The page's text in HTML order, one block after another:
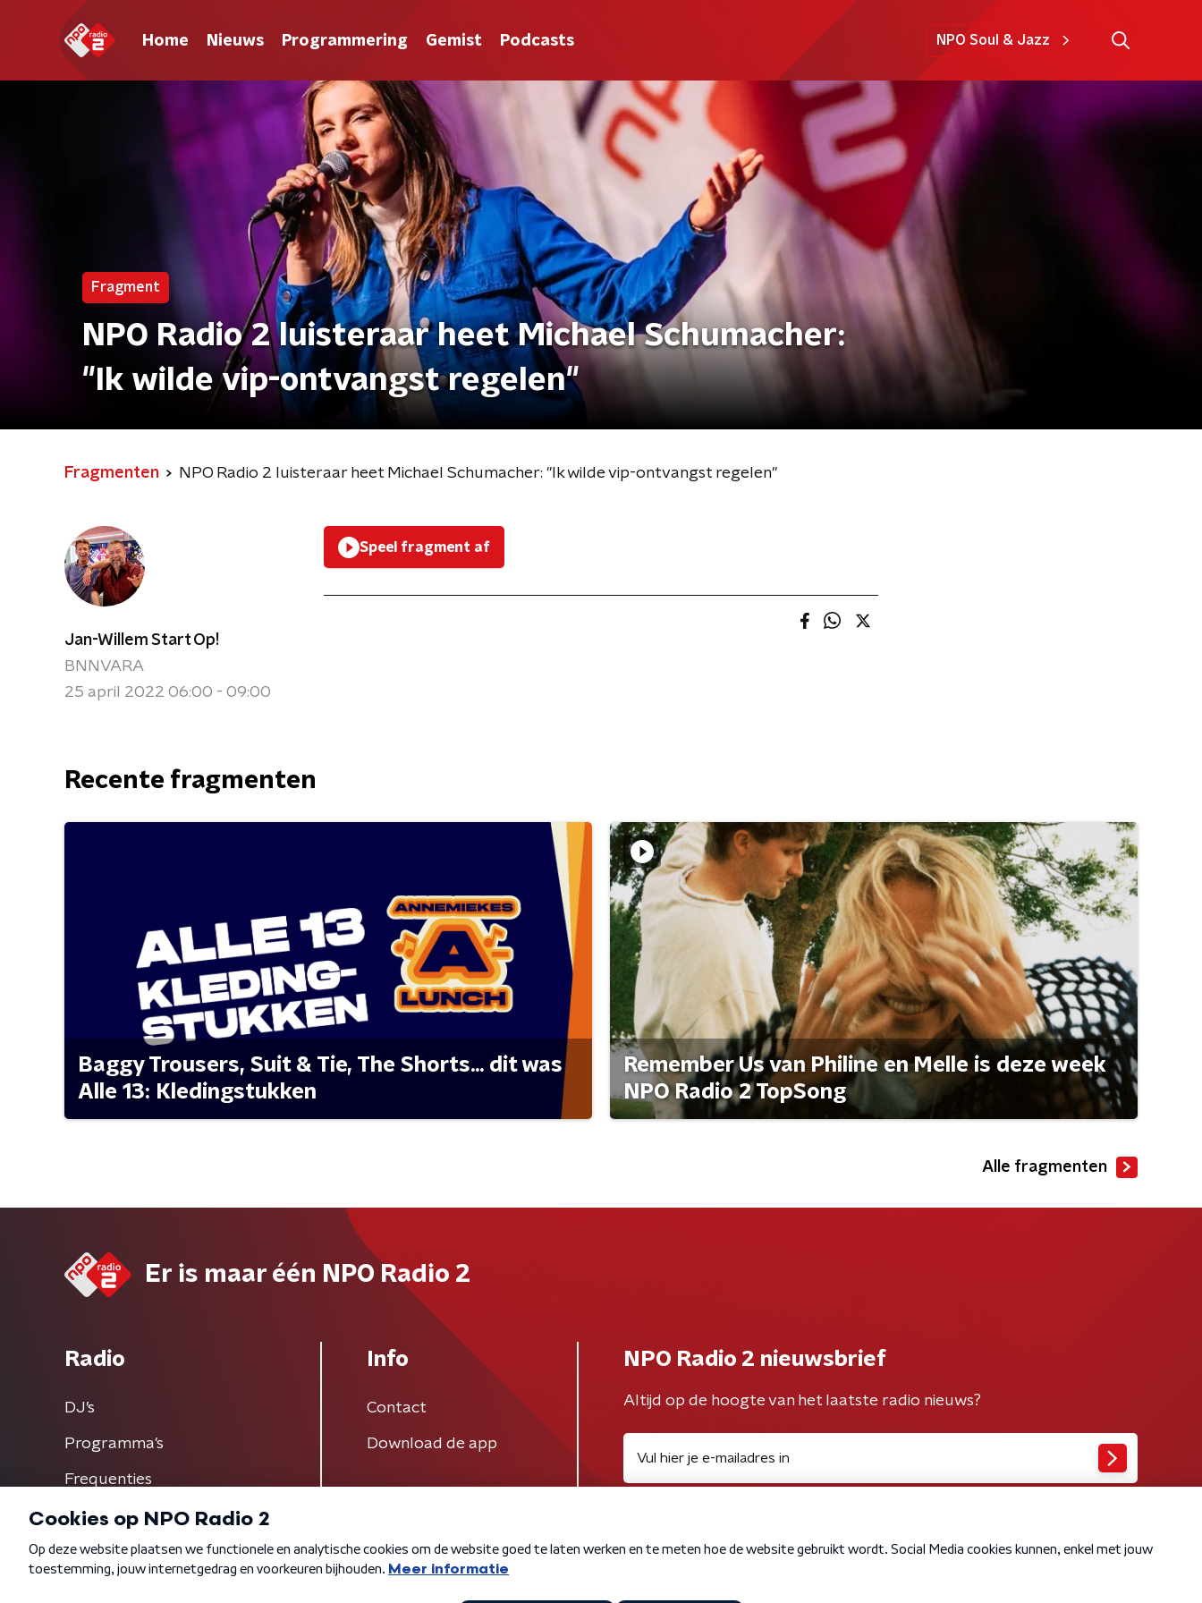
Home Nieuws Programmering Gemist Podcasts NPO Soul & Jazz
Fragment
NPO Radio 2 luisteraar heet Michael Schumacher:
"Ik wilde vip-ontvangst regelen"
Fragmenten NPO Radio 2 luisteraar heet Michael Schumacher: "Ik wilde vip-ontvangst regelen"
Jan-Willem Start Op!
BNNVARA
25 april 2022 06:00 - 09:00
Speel fragment af
Recente fragmenten
Baggy Trousers, Suit & Tie, The Shorts... dit was
Alle 13: Kledingstukken
Remember Us van Philine en Melle is deze week
NPO Radio 2 TopSong
Alle fragmenten
Er is maar één NPO Radio 2
Radio
DJ’s
Programma's
Frequenties
Info
Contact
Download de app
NPO Radio 2 nieuwsbrief
Altijd op de hoogte van het laatste radio nieuws?
Algemene voorwaarden Privacybeleid